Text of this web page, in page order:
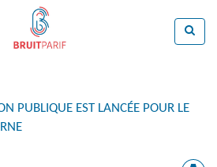
PUBLIQUE EST LANCÉE POUR LE